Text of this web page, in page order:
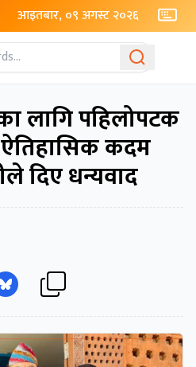
आइतबार, ०९ अगस्ट २०२६
लागि पहिलोपटक
कदम
दिए धन्यवाद